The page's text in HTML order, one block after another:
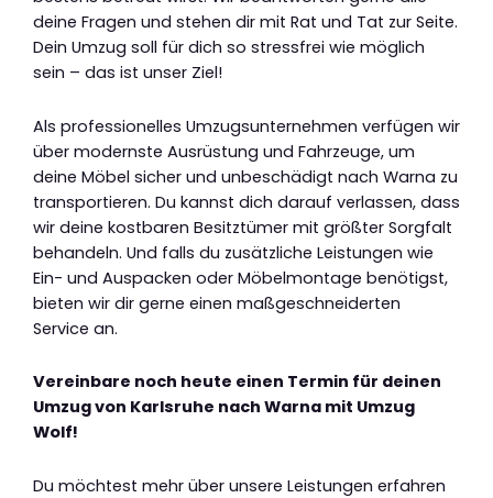
deine Fragen und stehen dir mit Rat und Tat zur Seite.
Dein Umzug soll für dich so stressfrei wie möglich
sein – das ist unser Ziel!
Als professionelles Umzugsunternehmen verfügen wir
über modernste Ausrüstung und Fahrzeuge, um
deine Möbel sicher und unbeschädigt nach Warna zu
transportieren. Du kannst dich darauf verlassen, dass
wir deine kostbaren Besitztümer mit größter Sorgfalt
behandeln. Und falls du zusätzliche Leistungen wie
Ein- und Auspacken oder Möbelmontage benötigst,
bieten wir dir gerne einen maßgeschneiderten
Service an.
Vereinbare noch heute einen Termin für deinen
Umzug von Karlsruhe nach Warna mit Umzug
Wolf!
Du möchtest mehr über unsere Leistungen erfahren